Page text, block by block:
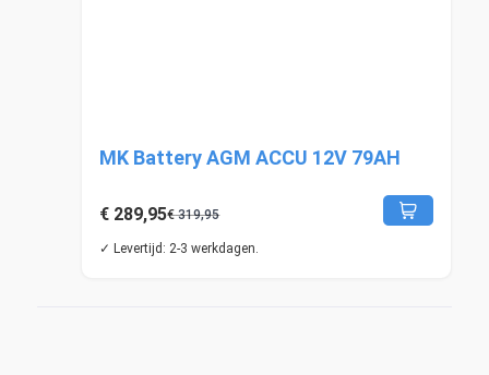
MK Battery AGM ACCU 12V 79AH
✓ Levertijd: 2-3 werkdagen.
€319,95
€ 289,95